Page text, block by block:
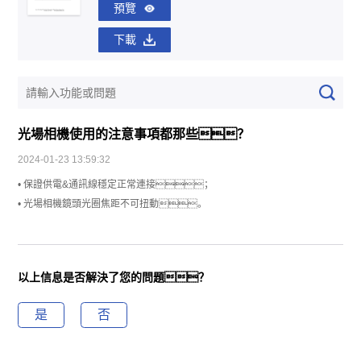
預覽
下載
光場相機使用的注意事項都那些？
2024-01-23 13:59:32
• 保證供電&通訊線穩定正常連接；
• 光場相機鏡頭光圈焦距不可扭動。
以上信息是否解決了您的問題？
是 否